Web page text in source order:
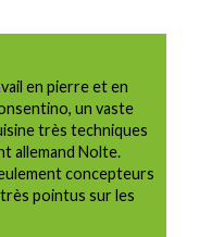
en pierre et en
un vaste
très techniques
allemand Nolte.
concepteurs
pointus sur les